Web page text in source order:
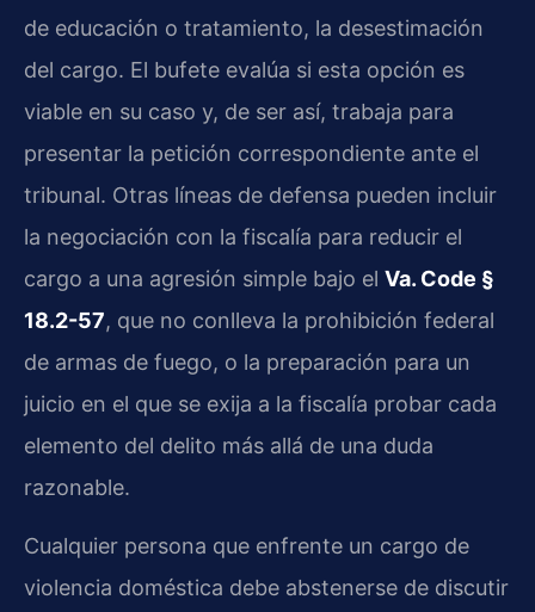
de educación o tratamiento, la desestimación
del cargo. El bufete evalúa si esta opción es
viable en su caso y, de ser así, trabaja para
presentar la petición correspondiente ante el
tribunal. Otras líneas de defensa pueden incluir
la negociación con la fiscalía para reducir el
cargo a una agresión simple bajo el Va. Code §
18.2-57, que no conlleva la prohibición federal
de armas de fuego, o la preparación para un
juicio en el que se exija a la fiscalía probar cada
elemento del delito más allá de una duda
razonable.
Cualquier persona que enfrente un cargo de
violencia doméstica debe abstenerse de discutir